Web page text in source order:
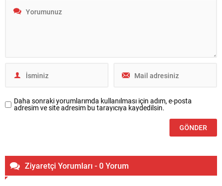
Daha sonraki yorumlarımda kullanılması için adım, e-posta
adresim ve site adresim bu tarayıcıya kaydedilsin.
Ziyaretçi Yorumları - 0 Yorum